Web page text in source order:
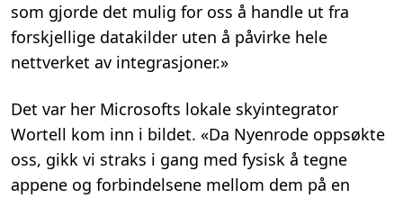
som gjorde det mulig for oss å handle ut fra
forskjellige datakilder uten å påvirke hele
nettverket av integrasjoner.»
Det var her Microsofts lokale skyintegrator
Wortell kom inn i bildet. «Da Nyenrode oppsøkte
oss, gikk vi straks i gang med fysisk å tegne
appene og forbindelsene mellom dem på en